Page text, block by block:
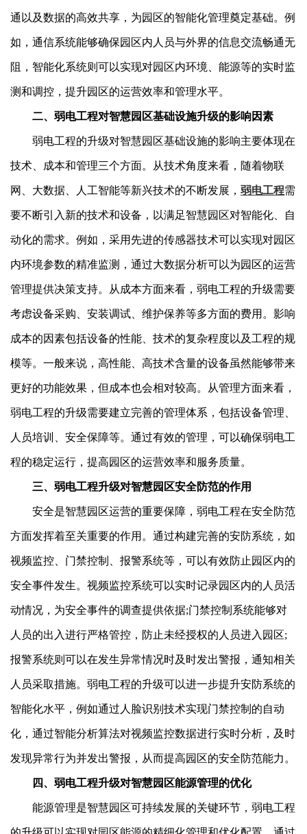
通以及数据的高效共享，为园区的智能化管理奠定基础。例
如，通信系统能够确保园区内人员与外界的信息交流畅通无
阻，智能化系统则可以实现对园区内环境、能源等的实时监
测和调控，提升园区的运营效率和管理水平。
二、弱电工程对智慧园区基础设施升级的影响因素
弱电工程的升级对智慧园区基础设施的影响主要体现在
技术、成本和管理三个方面。从技术角度来看，随着物联
网、大数据、人工智能等新兴技术的不断发展， 弱电工程需
要不断引入新的技术和设备，以满足智慧园区对智能化、自
动化的需求。例如，采用先进的传感器技术可以实现对园区
内环境参数的精准监测，通过大数据分析可以为园区的运营
管理提供决策支持。从成本方面来看，弱电工程的升级需要
考虑设备采购、安装调试、维护保养等多方面的费用。影响
成本的因素包括设备的性能、技术的复杂程度以及工程的规
模等。一般来说，高性能、高技术含量的设备虽然能够带来
更好的功能效果，但成本也会相对较高。从管理方面来看，
弱电工程的升级需要建立完善的管理体系，包括设备管理、
人员培训、安全保障等。通过有效的管理，可以确保弱电工
程的稳定运行，提高园区的运营效率和服务质量。
三、弱电工程升级对智慧园区安全防范的作用
安全是智慧园区运营的重要保障，弱电工程在安全防范
方面发挥着至关重要的作用。通过构建完善的安防系统，如
视频监控、门禁控制、报警系统等，可以有效防止园区内的
安全事件发生。视频监控系统可以实时记录园区内的人员活
动情况，为安全事件的调查提供依据;门禁控制系统能够对
人员的出入进行严格管控，防止未经授权的人员进入园区;
报警系统则可以在发生异常情况时及时发出警报，通知相关
人员采取措施。弱电工程的升级可以进一步提升安防系统的
智能化水平，例如通过人脸识别技术实现门禁控制的自动
化，通过智能分析算法对视频监控数据进行实时分析，及时
发现异常行为并发出警报，从而提高园区的安全防范能力。
四、弱电工程升级对智慧园区能源管理的优化
能源管理是智慧园区可持续发展的关键环节，弱电工程